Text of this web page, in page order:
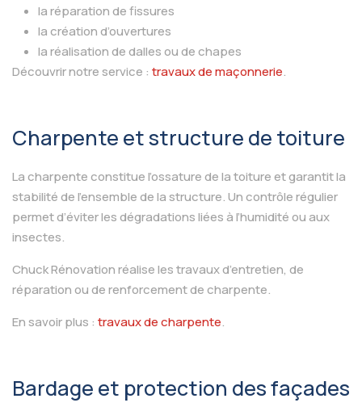
la réparation de fissures
la création d’ouvertures
la réalisation de dalles ou de chapes
Découvrir notre service : travaux de maçonnerie.
Charpente et structure de toiture
La charpente constitue l’ossature de la toiture et garantit la
stabilité de l’ensemble de la structure. Un contrôle régulier
permet d’éviter les dégradations liées à l’humidité ou aux
insectes.
Chuck Rénovation réalise les travaux d’entretien, de
réparation ou de renforcement de charpente.
En savoir plus : travaux de charpente.
Bardage et protection des façades